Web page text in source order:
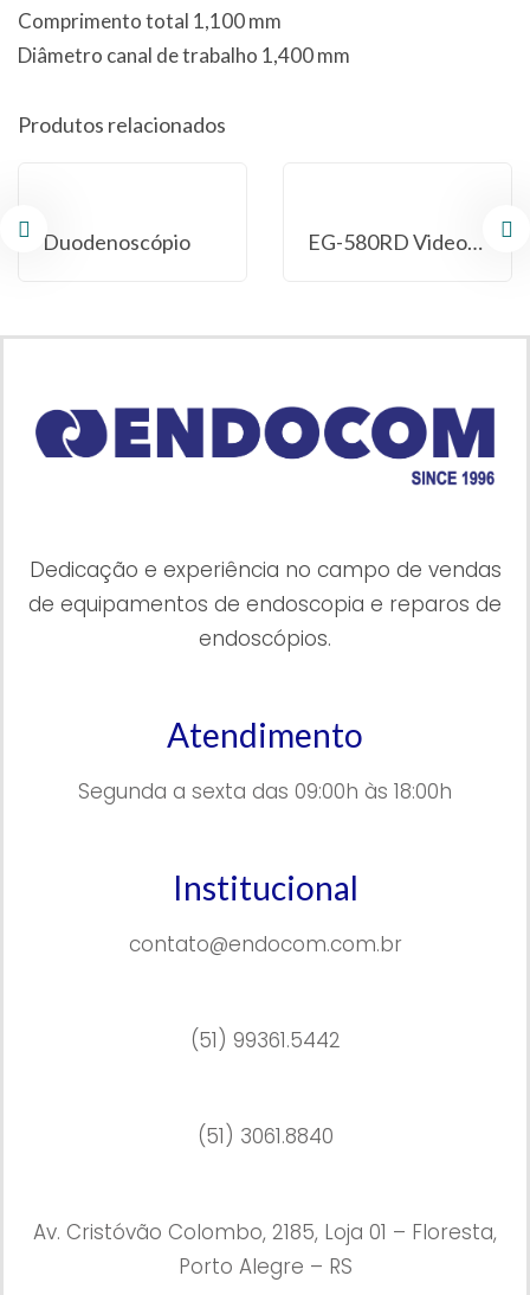
Comprimento total 1,100 mm
Diâmetro canal de trabalho 1,400 mm
Produtos relacionados
Duodenoscópio EG-580RD Videoendoscópio
Dedicação e experiência no campo de vendas
de equipamentos de endoscopia e reparos de
endoscópios.
Atendimento
Segunda a sexta das 09:00h às 18:00h
Institucional
contato@endocom.com.br
(51) 99361.5442
(51) 3061.8840
Av. Cristóvão Colombo, 2185, Loja 01 – Floresta,
Porto Alegre – RS